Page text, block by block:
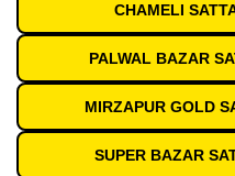
CHAMELI
PALWAL BAZAR
MIRZAPUR GOLD
SUPER BAZAR